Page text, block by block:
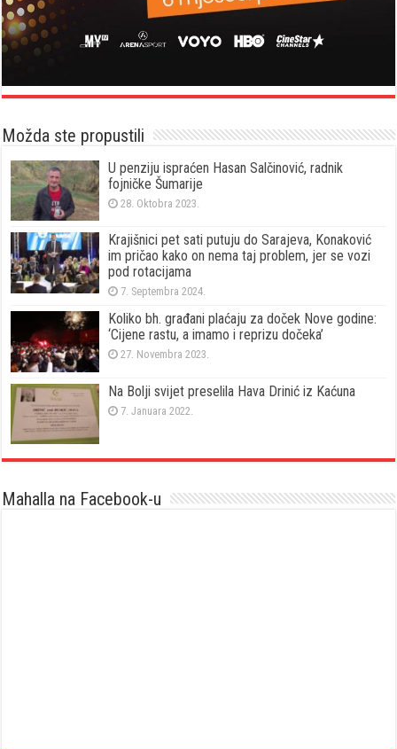
Možda ste propustili
U penziju ispraćen Hasan Salčinović, radnik
fojničke Šumarije
28. Oktobra 2023.
Krajišnici pet sati putuju do Sarajeva, Konaković
im pričao kako on nema taj problem, jer se vozi
pod rotacijama
7. Septembra 2024.
Koliko bh. građani plaćaju za doček Nove godine:
‘Cijene rastu, a imamo i reprizu dočeka’
27. Novembra 2023.
Na Bolji svijet preselila Hava Drinić iz Kaćuna
7. Januara 2022.
Mahalla na Facebook-u